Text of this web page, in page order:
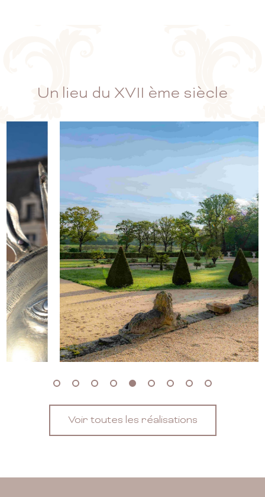
Un lieu du XVII ème siècle
Voir toutes les réalisations